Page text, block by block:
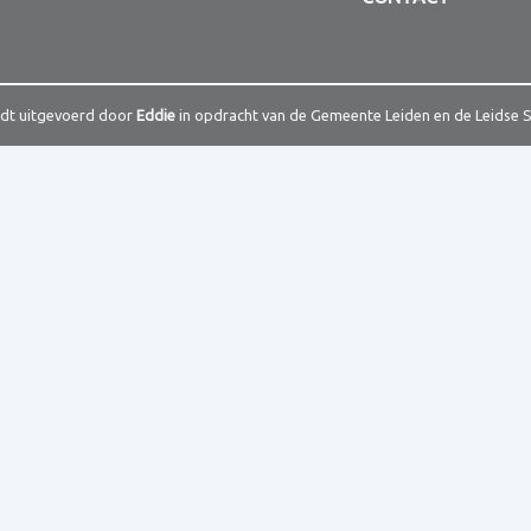
uitgevoerd door Eddie in opdracht van de Gemeente Leiden en de Leidse